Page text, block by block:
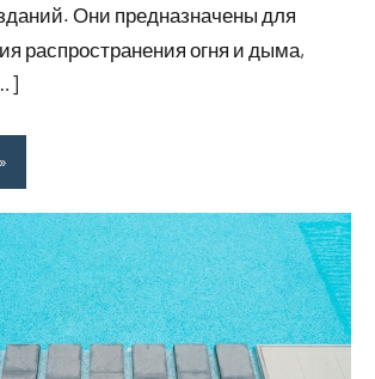
Они предназначены для
распространения огня и дыма,